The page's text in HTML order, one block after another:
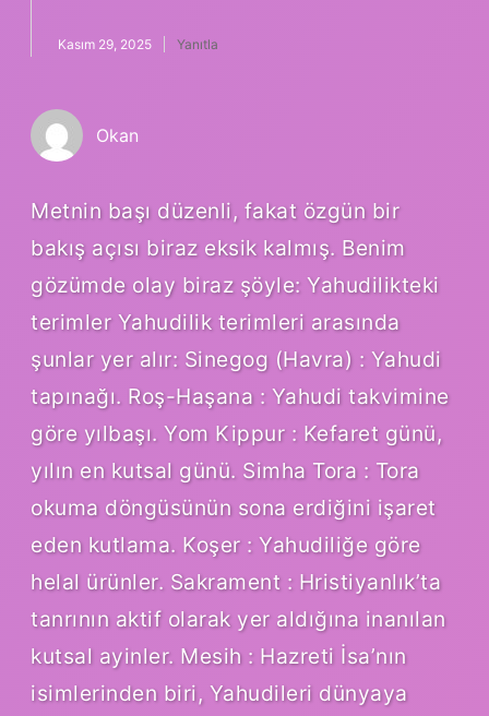
Kasım 29, 2025 Yanıtla
Okan
Metnin başı düzenli, fakat özgün bir
bakış açısı biraz eksik kalmış. Benim
gözümde olay biraz şöyle: Yahudilikteki
terimler Yahudilik terimleri arasında
şunlar yer alır: Sinegog (Havra) : Yahudi
tapınağı. Roş-Haşana : Yahudi takvimine
göre yılbaşı. Yom Kippur : Kefaret günü,
yılın en kutsal günü. Simha Tora : Tora
okuma döngüsünün sona erdiğini işaret
eden kutlama. Koşer : Yahudiliğe göre
helal ürünler. Sakrament : Hristiyanlık’ta
tanrının aktif olarak yer aldığına inanılan
kutsal ayinler. Mesih : Hazreti İsa’nın
isimlerinden biri, Yahudileri dünyaya